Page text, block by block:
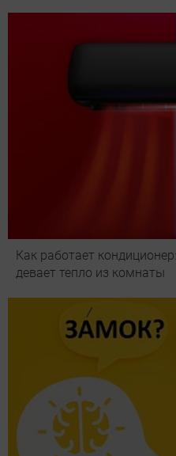
Как работает
девает тепло из комнаты